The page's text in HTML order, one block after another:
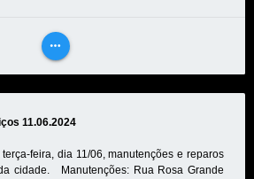
more_horiz
VEJA
11.06.2024
feira, dia 11/06, manutenções e reparos
cidade. Manutenções: Rua Rosa Grande